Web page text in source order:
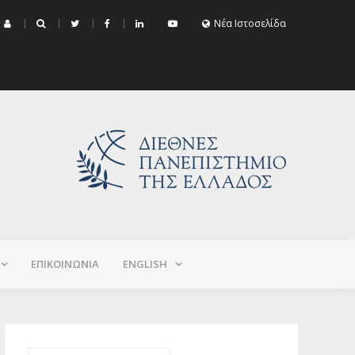
Εξεταστικής Σεπτεμβρίου 2026 (Χειμερινό+Εαρινό 2025-2026)
Νέα Ιστοσελίδα
ΕΠΙΚΟΙΝΩΝΙΑ ΕNGLISH